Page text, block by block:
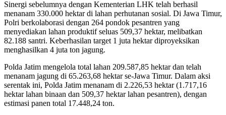
Sinergi sebelumnya dengan Kementerian LHK telah berhasil
menanam 330.000 hektar di lahan perhutanan sosial. Di Jawa Timur,
Polri berkolaborasi dengan 264 pondok pesantren yang
menyediakan lahan produktif seluas 509,37 hektar, melibatkan
82.188 santri. Keberhasilan target 1 juta hektar diproyeksikan
menghasilkan 4 juta ton jagung.
Polda Jatim mengelola total lahan 209.587,85 hektar dan telah
menanam jagung di 65.263,68 hektar se-Jawa Timur. Dalam aksi
serentak ini, Polda Jatim menanam di 2.226,53 hektar (1.717,16
hektar lahan binaan dan 509,37 hektar lahan pesantren), dengan
estimasi panen total 17.448,24 ton.